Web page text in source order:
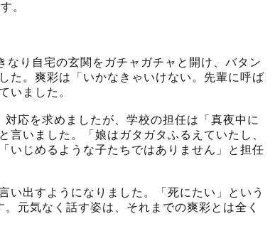
。
り自宅の玄関をガチャガチャと開け、バタン
た。爽彩は「いかなきゃいけない。先輩に呼ば
いました。
応を求めましたが、学校の担任は「真夜中に
言いました。「娘はガタガタふるえていたし、
いじめるような子たちではありません」と担任
い出すようになりました。「死にたい」という
元気なく話す姿は、それまでの爽彩とは全く